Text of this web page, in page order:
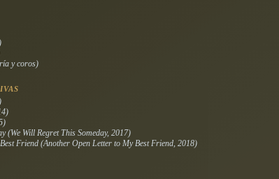
y coros)
(We Will Regret This Someday, 2017)
Friend (Another Open Letter to My Best Friend, 2018)